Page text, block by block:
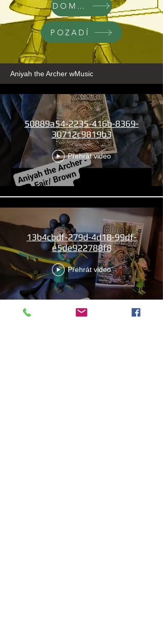
DOMOV
POZADÍ
Aniyah the Archer wMusic
50889a54-2235-416b-8369-
30712c9819b3
Přehrát video
13b4cbdf-279d-4d18-99df-
e5de922788f8
Přehrát video